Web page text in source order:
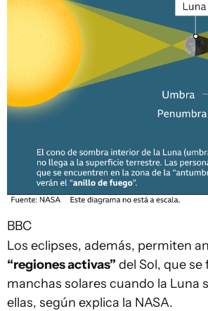
BBC
Los eclipses, además, permiten
“regiones activas” del Sol, que
manchas solares cuando la Luna
ellas, según explica la NASA.